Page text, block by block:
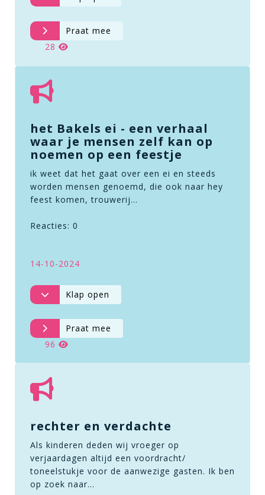
Praat mee
28
het Bakels ei - een verhaal
waar je mensen zelf kan op
noemen op een feestje
ik weet dat het gaat over een ei en steeds
worden mensen genoemd, die ook naar hey
feest komen, trouwerij…
Reacties: 0
14-10-2024
Klap open
Praat mee
96
rechter en verdachte
Als kinderen deden wij vroeger op
verjaardagen altijd een voordracht/
toneelstukje voor de aanwezige gasten. Ik ben
op zoek naar…